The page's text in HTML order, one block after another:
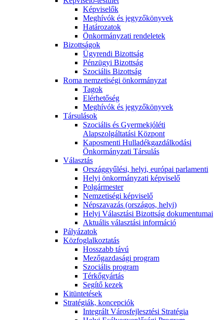
Képviselők
Meghívók és jegyzőkönyvek
Határozatok
Önkormányzati rendeletek
Bizottságok
Ügyrendi Bizottság
Pénzügyi Bizottság
Szociális Bizottság
Roma nemzetiségi önkormányzat
Tagok
Elérhetőség
Meghívók és jegyzőkönyvek
Társulások
Szociális és Gyermekjóléti
Alapszolgáltatási Központ
Kaposmenti Hulladékgazdálkodási
Önkormányzati Társulás
Választás
Országgyűlési, helyi, európai parlamenti
Helyi önkormányzati képviselő
Polgármester
Nemzetiségi képviselő
Népszavazás (országos, helyi)
Helyi Választási Bizottság dokumentumai
Aktuális választási információ
Pályázatok
Közfoglalkoztatás
Hosszabb távú
Mezőgazdasági program
Szociális program
Térkőgyártás
Segítő kezek
Kitüntetések
Stratégiák, koncepciók
Integrált Városfejlesztési Stratégia